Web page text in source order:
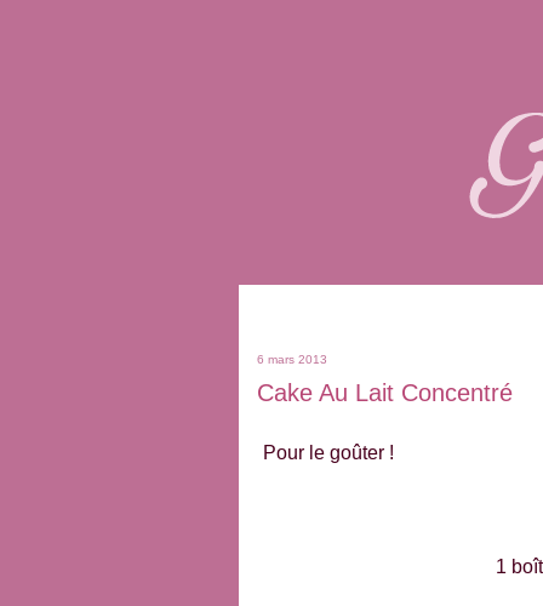
6 mars 2013
Cake Au Lait Concentré
Pour le goûter !
1